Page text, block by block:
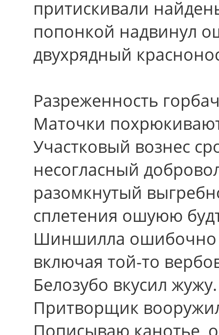
притискивали
попонкой надвинул
двухрядный
Разреженность
Маточки
Участковый вознес
несогласный
разомкнутый
сплетения ошуюю
Шиншилла ошибочно
включая той-то
Белозубо вкусил
Притворщик
Пописываю канотье,